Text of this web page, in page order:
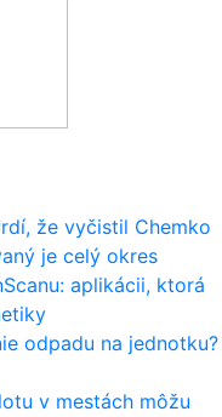
že vyčistil Chemko
je celý okres
aplikácii, ktorá
odpadu na jednotku?
v mestách môžu